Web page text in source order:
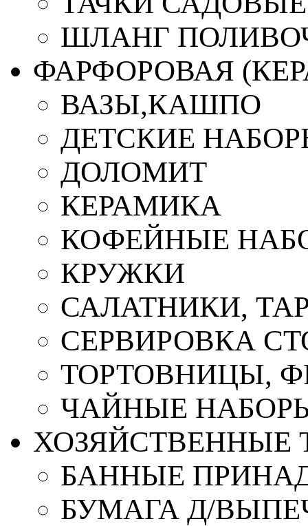
ШЛАНГ
ФАРФОРОВАЯ
ВАЗЫ,КАШПО
ДЕТСКИЕ
ДОЛОМИТ
КЕРАМИКА
КОФЕЙНЫЕ
КРУЖКИ
САЛАТНИКИ,
СЕРВИРОВКА
ТОРТОВНИЦЫ,
ЧАЙНЫЕ
ХОЗЯЙСТВЕННЫЕ
БАННЫЕ
БУМАГА Д/